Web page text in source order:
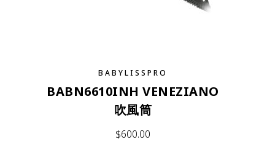
BABYLISSPRO
BABN6610INH VENEZIANO
吹風筒
$600.00